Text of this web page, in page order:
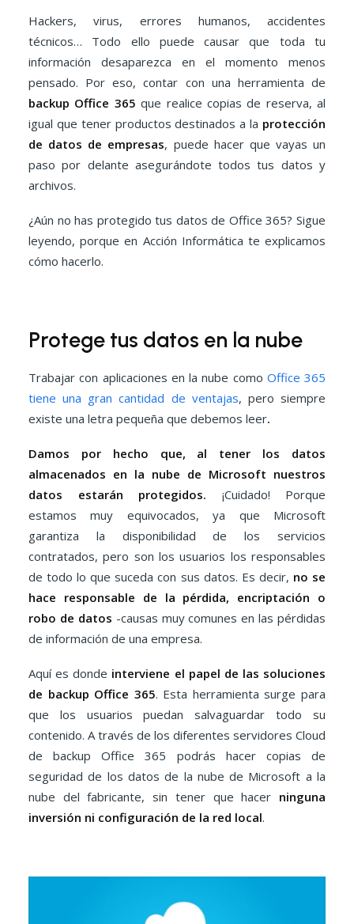
Hackers, virus, errores humanos, accidentes
técnicos… Todo ello puede causar que toda tu
información desaparezca en el momento menos
pensado. Por eso, contar con una herramienta de
backup Office 365 que realice copias de reserva, al
igual que tener productos destinados a la protección
de datos de empresas, puede hacer que vayas un
paso por delante asegurándote todos tus datos y
archivos.
¿Aún no has protegido tus datos de Office 365? Sigue
leyendo, porque en Acción Informática te explicamos
cómo hacerlo.
Protege tus datos en la nube
Trabajar con aplicaciones en la nube como Office 365
tiene una gran cantidad de ventajas, pero siempre
existe una letra pequeña que debemos leer.
Damos por hecho que, al tener los datos
almacenados en la nube de Microsoft nuestros
datos estarán protegidos. ¡Cuidado! Porque
estamos muy equivocados, ya que Microsoft
garantiza la disponibilidad de los servicios
contratados, pero son los usuarios los responsables
de todo lo que suceda con sus datos. Es decir, no se
hace responsable de la pérdida, encriptación o
robo de datos -causas muy comunes en las pérdidas
de información de una empresa.
Aquí es donde interviene el papel de las soluciones
de backup Office 365. Esta herramienta surge para
que los usuarios puedan salvaguardar todo su
contenido. A través de los diferentes servidores Cloud
de backup Office 365 podrás hacer copias de
seguridad de los datos de la nube de Microsoft a la
nube del fabricante, sin tener que hacer ninguna
inversión ni configuración de la red local.